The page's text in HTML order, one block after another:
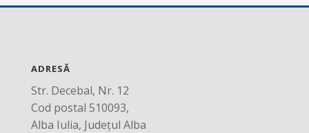
ADRESĂ
Str. Decebal, Nr. 12
Cod postal 510093,
Alba Iulia, Județul Alba